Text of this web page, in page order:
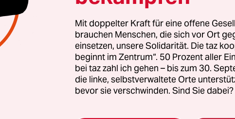
sein kann. Ein falsches Wort oder eine irritierende
zu politischen Verwerfungen führen. Folglich gilt
Wahlkämpfen politische Neutralität zu wahren.
Schein.
Mit doppelter Kraft für eine offene
brauchen Menschen, die sich vor Ort
einsetzen, unsere Solidarität. Die taz
beginnt im Zentrum“. 50 Prozent aller
bei taz zahl ich gehen – bis zum 30.
die linke, selbstverwaltete Orte
bevor sie verschwinden. Sind Sie dabei?